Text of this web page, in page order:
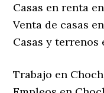
Casas en renta
Venta de casas
Casas y terrenos
Trabajo en